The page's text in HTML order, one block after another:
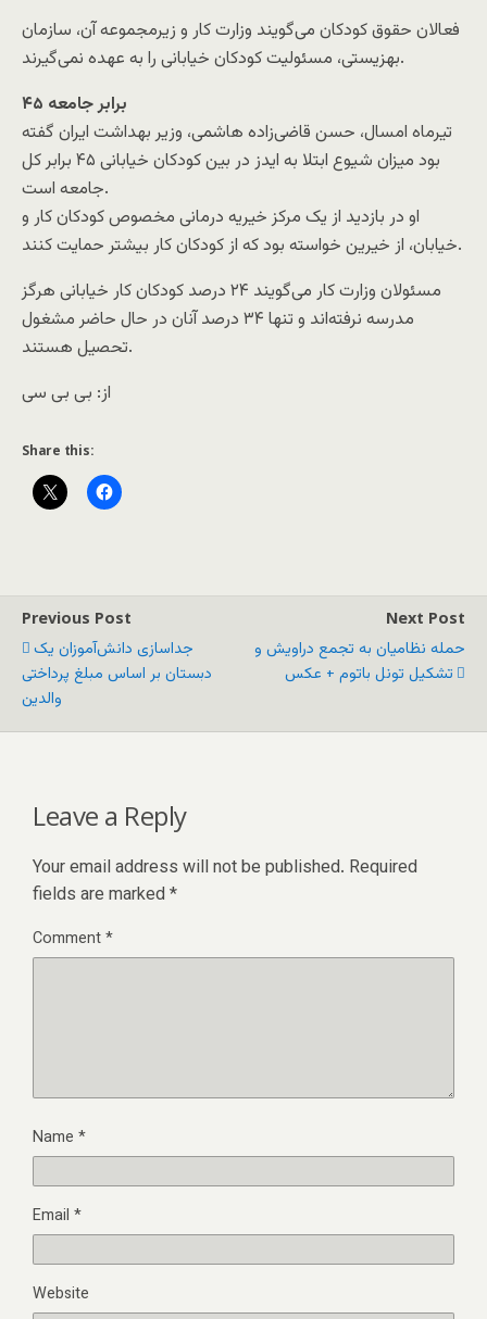
فعالان حقوق کودکان می‌گویند وزارت کار و زیرمجموعه آن، سازمان
بهزیستی، مسئولیت کودکان خیابانی را به عهده نمی‌گیرند.
۴۵ برابر جامعه
تیرماه امسال، حسن قاضی‌زاده هاشمی، وزیر بهداشت ایران گفته
بود میزان شیوع ابتلا به ایدز در بین کودکان خیابانی ۴۵ برابر کل
جامعه است.
او در بازدید از یک مرکز خیریه درمانی مخصوص کودکان کار و
خیابان، از خیرین خواسته بود که از کودکان کار بیشتر حمایت کنند.
مسئولان وزارت کار می‌گویند ۲۴ درصد کودکان کار خیابانی هرگز
مدرسه نرفته‌اند و تنها ۳۴ درصد آنان در حال حاضر مشغول
تحصیل هستند.
از: بی بی سی
Share this:
Previous Post
جداسازی دانش‌آموزان یک
دبستان بر اساس مبلغ پرداختی
والدین
Next Post
حمله نظامیان به تجمع دراویش و
تشکیل تونل باتوم + عکس
Leave a Reply
Your email address will not be published. Required
fields are marked *
Comment*
Name *
Email *
Website